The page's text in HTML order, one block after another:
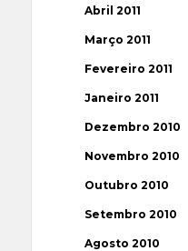
Abril 2011
Março 2011
Fevereiro 2011
Janeiro 2011
Dezembro 2010
Novembro 2010
Outubro 2010
Setembro 2010
Agosto 2010